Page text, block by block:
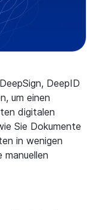
DeepID
um einen
digitalen
Sie Dokumente
in wenigen